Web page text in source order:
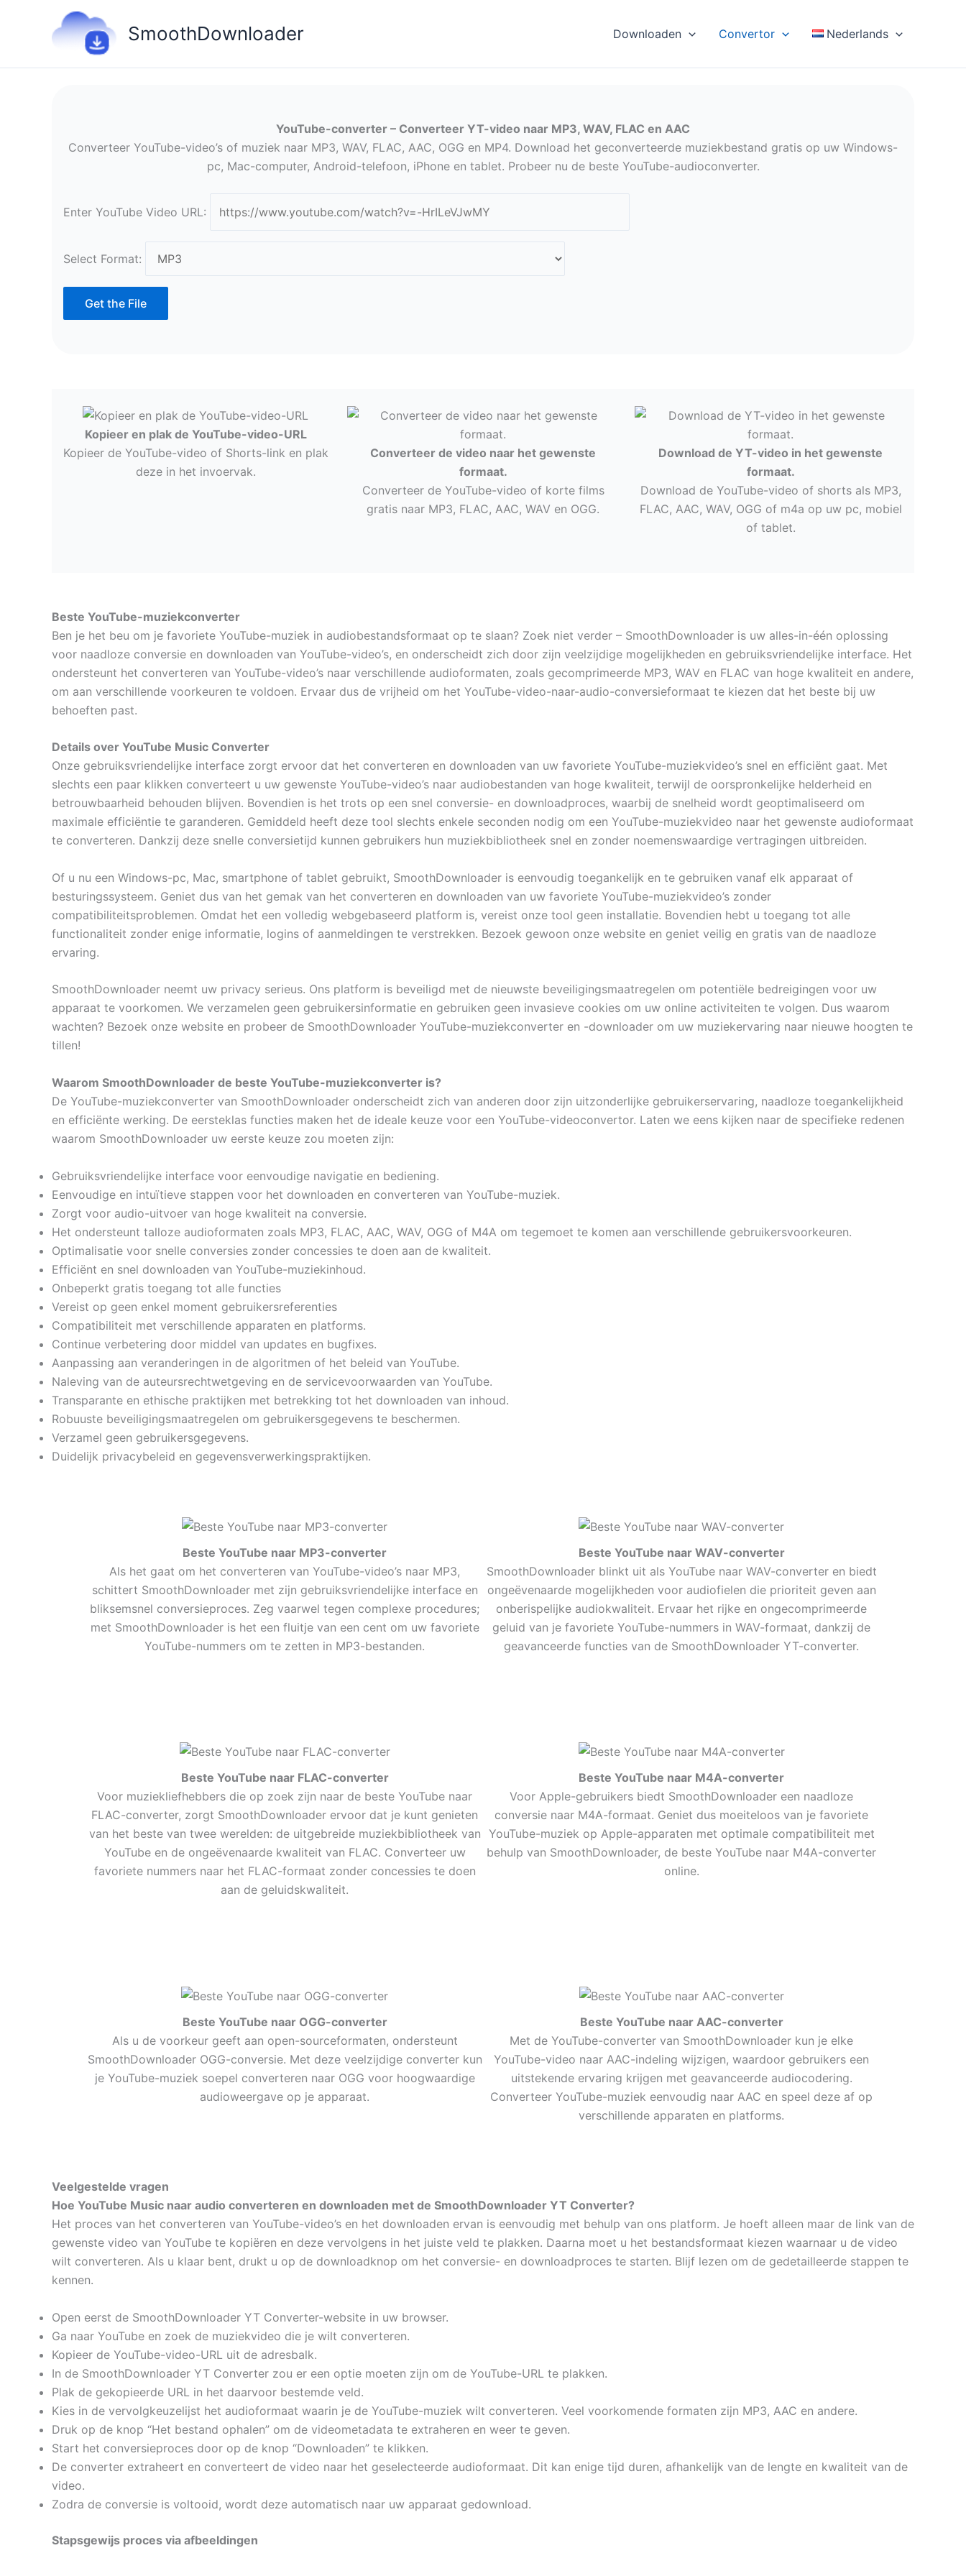
inhoud
SmoothDownloader Downloaden Convertor Nederlands
YouTube-converter – Converteer YT-video naar MP3, WAV, FLAC en AAC
Converteer YouTube-video’s of muziek naar MP3, WAV, FLAC, AAC, OGG en MP4. Download het geconverteerde muziekbestand gratis op uw Windows-
pc, Mac-computer, Android-telefoon, iPhone en tablet. Probeer nu de beste YouTube-audioconverter.
Enter YouTube Video URL:
Select Format:
Get the File
Kopieer en plak de YouTube-video-URL
Kopieer de YouTube-video of Shorts-link en plak
deze in het invoervak.
Converteer de video naar het gewenste
formaat.
Converteer de YouTube-video of korte films
gratis naar MP3, FLAC, AAC, WAV en OGG.
Download de YT-video in het gewenste
formaat.
Download de YouTube-video of shorts als MP3,
FLAC, AAC, WAV, OGG of m4a op uw pc, mobiel
of tablet.
Beste YouTube-muziekconverter
Ben je het beu om je favoriete YouTube-muziek in audiobestandsformaat op te slaan? Zoek niet verder – SmoothDownloader is uw alles-in-één oplossing
voor naadloze conversie en downloaden van YouTube-video’s, en onderscheidt zich door zijn veelzijdige mogelijkheden en gebruiksvriendelijke interface. Het
ondersteunt het converteren van YouTube-video’s naar verschillende audioformaten, zoals gecomprimeerde MP3, WAV en FLAC van hoge kwaliteit en andere,
om aan verschillende voorkeuren te voldoen. Ervaar dus de vrijheid om het YouTube-video-naar-audio-conversieformaat te kiezen dat het beste bij uw
behoeften past.
Details over YouTube Music Converter
Onze gebruiksvriendelijke interface zorgt ervoor dat het converteren en downloaden van uw favoriete YouTube-muziekvideo’s snel en efficiënt gaat. Met
slechts een paar klikken converteert u uw gewenste YouTube-video’s naar audiobestanden van hoge kwaliteit, terwijl de oorspronkelijke helderheid en
betrouwbaarheid behouden blijven. Bovendien is het trots op een snel conversie- en downloadproces, waarbij de snelheid wordt geoptimaliseerd om
maximale efficiëntie te garanderen. Gemiddeld heeft deze tool slechts enkele seconden nodig om een ​​YouTube-muziekvideo naar het gewenste audioformaat
te converteren. Dankzij deze snelle conversietijd kunnen gebruikers hun muziekbibliotheek snel en zonder noemenswaardige vertragingen uitbreiden.
Of u nu een Windows-pc, Mac, smartphone of tablet gebruikt, SmoothDownloader is eenvoudig toegankelijk en te gebruiken vanaf elk apparaat of
besturingssysteem. Geniet dus van het gemak van het converteren en downloaden van uw favoriete YouTube-muziekvideo’s zonder
compatibiliteitsproblemen. Omdat het een volledig webgebaseerd platform is, vereist onze tool geen installatie. Bovendien hebt u toegang tot alle
functionaliteit zonder enige informatie, logins of aanmeldingen te verstrekken. Bezoek gewoon onze website en geniet veilig en gratis van de naadloze
ervaring.
SmoothDownloader neemt uw privacy serieus. Ons platform is beveiligd met de nieuwste beveiligingsmaatregelen om potentiële bedreigingen voor uw
apparaat te voorkomen. We verzamelen geen gebruikersinformatie en gebruiken geen invasieve cookies om uw online activiteiten te volgen. Dus waarom
wachten? Bezoek onze website en probeer de SmoothDownloader YouTube-muziekconverter en -downloader om uw muziekervaring naar nieuwe hoogten te
tillen!
Waarom SmoothDownloader de beste YouTube-muziekconverter is?
De YouTube-muziekconverter van SmoothDownloader onderscheidt zich van anderen door zijn uitzonderlijke gebruikerservaring, naadloze toegankelijkheid
en efficiënte werking. De eersteklas functies maken het de ideale keuze voor een YouTube-videoconvertor. Laten we eens kijken naar de specifieke redenen
waarom SmoothDownloader uw eerste keuze zou moeten zijn:
Gebruiksvriendelijke interface voor eenvoudige navigatie en bediening.
Eenvoudige en intuïtieve stappen voor het downloaden en converteren van YouTube-muziek.
Zorgt voor audio-uitvoer van hoge kwaliteit na conversie.
Het ondersteunt talloze audioformaten zoals MP3, FLAC, AAC, WAV, OGG of M4A om tegemoet te komen aan verschillende gebruikersvoorkeuren.
Optimalisatie voor snelle conversies zonder concessies te doen aan de kwaliteit.
Efficiënt en snel downloaden van YouTube-muziekinhoud.
Onbeperkt gratis toegang tot alle functies
Vereist op geen enkel moment gebruikersreferenties
Compatibiliteit met verschillende apparaten en platforms.
Continue verbetering door middel van updates en bugfixes.
Aanpassing aan veranderingen in de algoritmen of het beleid van YouTube.
Naleving van de auteursrechtwetgeving en de servicevoorwaarden van YouTube.
Transparante en ethische praktijken met betrekking tot het downloaden van inhoud.
Robuuste beveiligingsmaatregelen om gebruikersgegevens te beschermen.
Verzamel geen gebruikersgegevens.
Duidelijk privacybeleid en gegevensverwerkingspraktijken.
Beste YouTube naar MP3-converter
Als het gaat om het converteren van YouTube-video’s naar MP3,
schittert SmoothDownloader met zijn gebruiksvriendelijke interface en
bliksemsnel conversieproces. Zeg vaarwel tegen complexe procedures;
met SmoothDownloader is het een fluitje van een cent om uw favoriete
YouTube-nummers om te zetten in MP3-bestanden.
Beste YouTube naar WAV-converter
SmoothDownloader blinkt uit als YouTube naar WAV-converter en biedt
ongeëvenaarde mogelijkheden voor audiofielen die prioriteit geven aan
onberispelijke audiokwaliteit. Ervaar het rijke en ongecomprimeerde
geluid van je favoriete YouTube-nummers in WAV-formaat, dankzij de
geavanceerde functies van de SmoothDownloader YT-converter.
Beste YouTube naar FLAC-converter
Voor muziekliefhebbers die op zoek zijn naar de beste YouTube naar
FLAC-converter, zorgt SmoothDownloader ervoor dat je kunt genieten
van het beste van twee werelden: de uitgebreide muziekbibliotheek van
YouTube en de ongeëvenaarde kwaliteit van FLAC. Converteer uw
favoriete nummers naar het FLAC-formaat zonder concessies te doen
aan de geluidskwaliteit.
Beste YouTube naar M4A-converter
Voor Apple-gebruikers biedt SmoothDownloader een naadloze
conversie naar M4A-formaat. Geniet dus moeiteloos van je favoriete
YouTube-muziek op Apple-apparaten met optimale compatibiliteit met
behulp van SmoothDownloader, de beste YouTube naar M4A-converter
online.
Beste YouTube naar OGG-converter
Als u de voorkeur geeft aan open-sourceformaten, ondersteunt
SmoothDownloader OGG-conversie. Met deze veelzijdige converter kun
je YouTube-muziek soepel converteren naar OGG voor hoogwaardige
audioweergave op je apparaat.
Beste YouTube naar AAC-converter
Met de YouTube-converter van SmoothDownloader kun je elke
YouTube-video naar AAC-indeling wijzigen, waardoor gebruikers een
uitstekende ervaring krijgen met geavanceerde audiocodering.
Converteer YouTube-muziek eenvoudig naar AAC en speel deze af op
verschillende apparaten en platforms.
Veelgestelde vragen
Hoe YouTube Music naar audio converteren en downloaden met de SmoothDownloader YT Converter?
Het proces van het converteren van YouTube-video’s en het downloaden ervan is eenvoudig met behulp van ons platform. Je hoeft alleen maar de link van de
gewenste video van YouTube te kopiëren en deze vervolgens in het juiste veld te plakken. Daarna moet u het bestandsformaat kiezen waarnaar u de video
wilt converteren. Als u klaar bent, drukt u op de downloadknop om het conversie- en downloadproces te starten. Blijf lezen om de gedetailleerde stappen te
kennen.
Open eerst de SmoothDownloader YT Converter-website in uw browser.
Ga naar YouTube en zoek de muziekvideo die je wilt converteren.
Kopieer de YouTube-video-URL uit de adresbalk.
In de SmoothDownloader YT Converter zou er een optie moeten zijn om de YouTube-URL te plakken.
Plak de gekopieerde URL in het daarvoor bestemde veld.
Kies in de vervolgkeuzelijst het audioformaat waarin je de YouTube-muziek wilt converteren. Veel voorkomende formaten zijn MP3, AAC en andere.
Druk op de knop “Het bestand ophalen” om de videometadata te extraheren en weer te geven.
Start het conversieproces door op de knop “Downloaden” te klikken.
De converter extraheert en converteert de video naar het geselecteerde audioformaat. Dit kan enige tijd duren, afhankelijk van de lengte en kwaliteit van de
video.
Zodra de conversie is voltooid, wordt deze automatisch naar uw apparaat gedownload.
Stapsgewijs proces via afbeeldingen